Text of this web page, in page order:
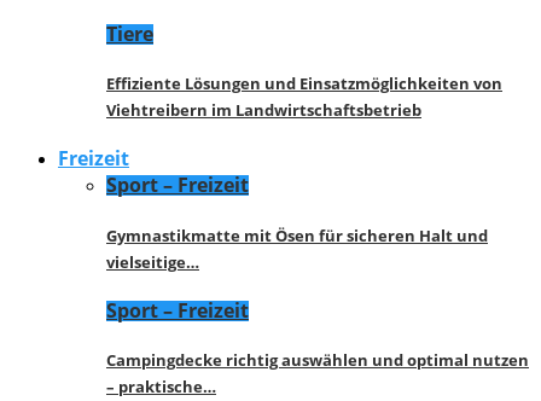
Tiere
Effiziente Lösungen und Einsatzmöglichkeiten von
Viehtreibern im Landwirtschaftsbetrieb
Freizeit
Sport – Freizeit
Gymnastikmatte mit Ösen für sicheren Halt und
vielseitige…
Sport – Freizeit
Campingdecke richtig auswählen und optimal nutzen
– praktische…